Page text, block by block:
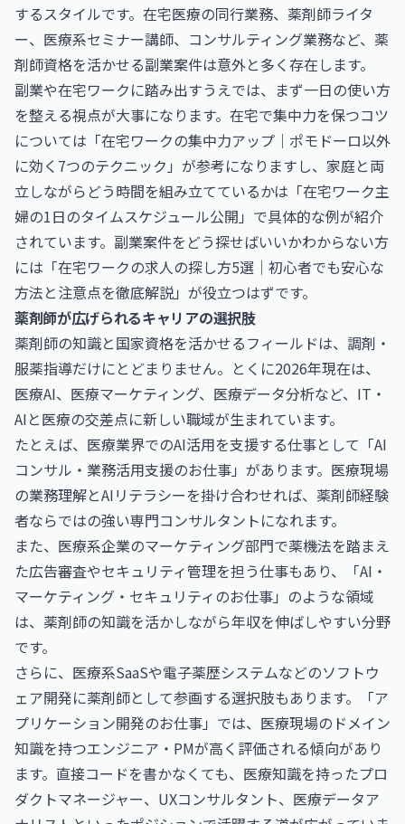
するスタイルです。在宅医療の同行業務、薬剤師ライタ
ー、医療系セミナー講師、コンサルティング業務など、薬
剤師資格を活かせる副業案件は意外と多く存在します。
副業や在宅ワークに踏み出すうえでは、まず一日の使い方
を整える視点が大事になります。在宅で集中力を保つコツ
については「在宅ワークの集中力アップ｜ポモドーロ以外
に効く7つのテクニック 」が参考になりますし、家庭と両
立しながらどう時間を組み立てているかは「在宅ワーク主
婦の1日のタイムスケジュール公開 」で具体的な例が紹介
されています。副業案件をどう探せばいいかわからない方
には「在宅ワークの求人の探し方5選｜初心者でも安心な
方法と注意点を徹底解説」が役立つはずです。
薬剤師が広げられるキャリアの選択肢
薬剤師の知識と国家資格を活かせるフィールドは、調剤・
服薬指導だけにとどまりません。とくに2026年現在は、
医療AI、医療マーケティング、医療データ分析など、IT・
AIと医療の交差点に新しい職域が生まれています。
たとえば、医療業界でのAI活用を支援する仕事として「AI
コンサル・業務活用支援のお仕事」があります。医療現場
の業務理解とAIリテラシーを掛け合わせれば、薬剤師経験
者ならではの強い専門コンサルタントになれます。
また、医療系企業のマーケティング部門で薬機法を踏まえ
た広告審査やセキュリティ管理を担う仕事もあり、「AI・
マーケティング・セキュリティのお仕事」のような領域
は、薬剤師の知識を活かしながら年収を伸ばしやすい分野
です。
さらに、医療系SaaSや電子薬歴システムなどのソフトウ
ェア開発に薬剤師として参画する選択肢もあります。「ア
プリケーション開発のお仕事」では、医療現場のドメイン
知識を持つエンジニア・PMが高く評価される傾向があり
ます。直接コードを書かなくても、医療知識を持ったプロ
ダクトマネージャー、UXコンサルタント、医療データア